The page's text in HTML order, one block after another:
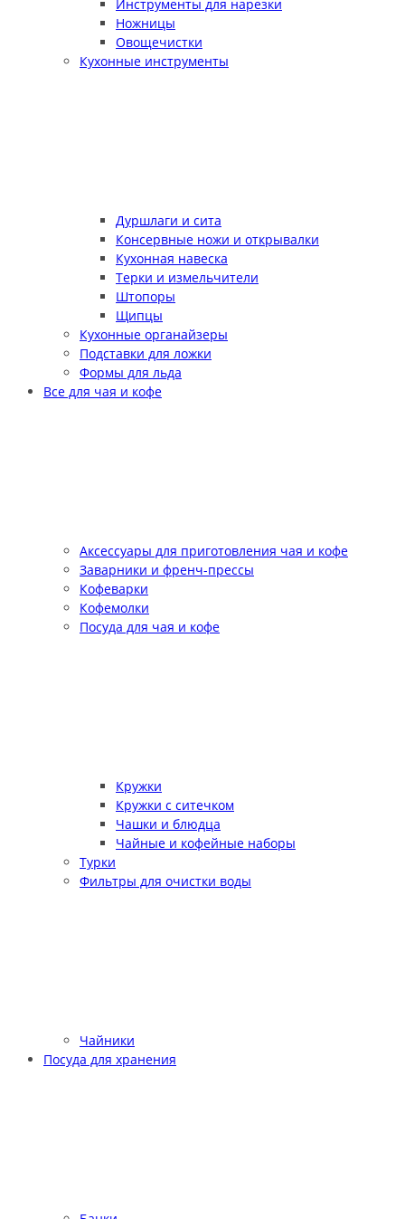
Инструменты для нарезки
Ножницы
Овощечистки
Кухонные инструменты
Дуршлаги и сита
Консервные ножи и открывалки
Кухонная навеска
Терки и измельчители
Штопоры
Щипцы
Кухонные органайзеры
Подставки для ложки
Формы для льда
Все для чая и кофе
Аксессуары для приготовления чая и кофе
Заварники и френч-прессы
Кофеварки
Кофемолки
Посуда для чая и кофе
Кружки
Кружки с ситечком
Чашки и блюдца
Чайные и кофейные наборы
Турки
Фильтры для очистки воды
Чайники
Посуда для хранения